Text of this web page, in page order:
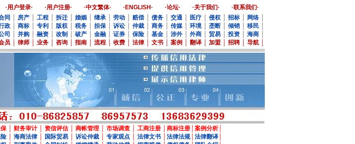
·用户登录· ·用户注册· ·中文繁体· ·ENGLISH· ·论坛· ·关于我们·
·联系我们·
同 房产 工程 拆迁 婚姻 继承 劳动 赔偿 债务 交通 医疗 侵权 招标 网络
政 商标 专利 版权 税务 担保 诉讼 仲裁 商务 传媒 环境 垄断 倾销 移民
司 并购 融资 改制 破产 金融 证券 保险 基金 涉外 外商 贸易 投资 海商
员 律师 业务 咨询 指南 流程 收费 法律 文书 案例 翻译 加盟 招聘 导航
财务审计 资信评估 商帐管理 市场调查 工商注册 商标注册 案例分析│
海商法律 国际贸易 诉讼仲裁 专家观点 法律文书 法律法规│ 法律翻译